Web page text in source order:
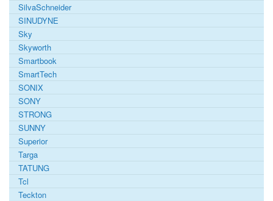
SilvaSchneider
SINUDYNE
Sky
Skyworth
Smartbook
SmartTech
SONIX
SONY
STRONG
SUNNY
Superior
Targa
TATUNG
Tcl
Teckton